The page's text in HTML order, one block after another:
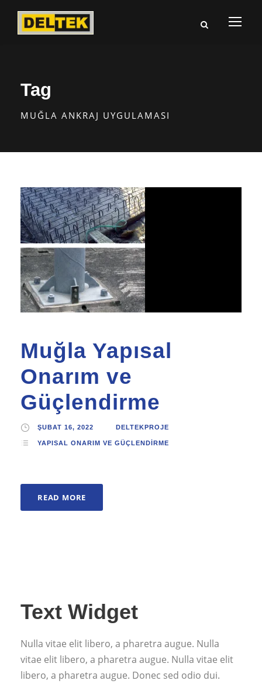
Tag
MUĞLA ANKRAJ UYGULAMASI
Muğla Yapısal
Onarım ve
Güçlendirme
ŞUBAT 16, 2022 DELTEKPROJE
YAPISAL ONARIM VE GÜÇLENDIRME
READ MORE
Text Widget
Nulla vitae elit libero, a pharetra augue. Nulla
vitae elit libero, a pharetra augue. Nulla vitae elit
libero, a pharetra augue. Donec sed odio dui.